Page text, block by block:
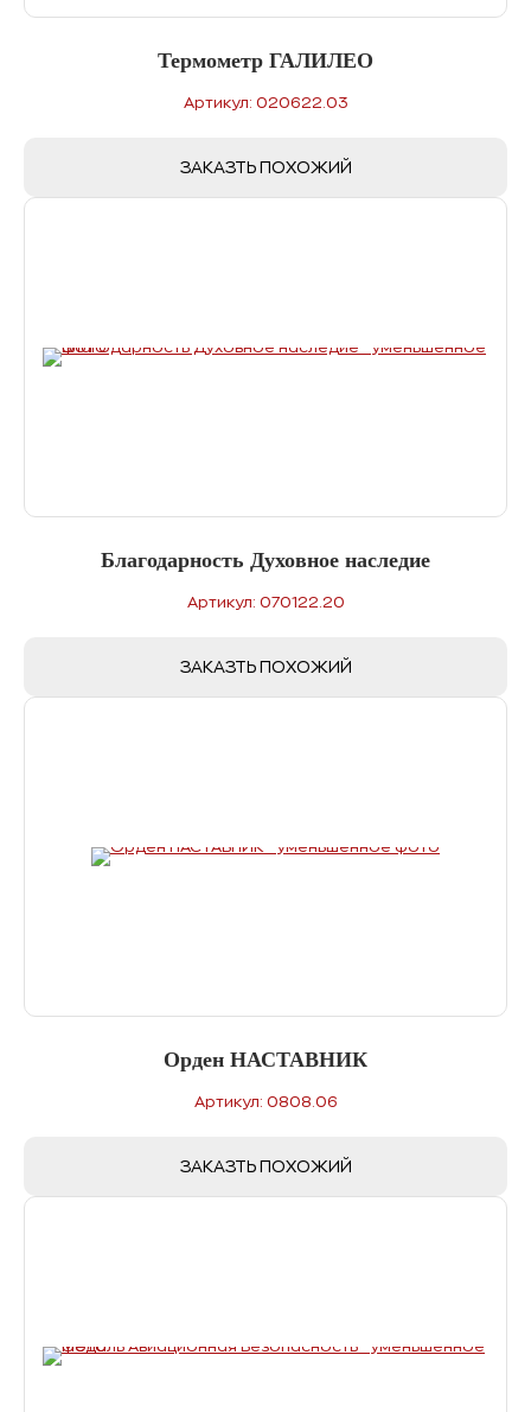
Термометр ГАЛИЛЕО
Артикул: 020622.03
ЗАКАЗТЬ ПОХОЖИЙ
Благодарность Духовное наследие
Артикул: 070122.20
ЗАКАЗТЬ ПОХОЖИЙ
Орден НАСТАВНИК
Артикул: 0808.06
ЗАКАЗТЬ ПОХОЖИЙ